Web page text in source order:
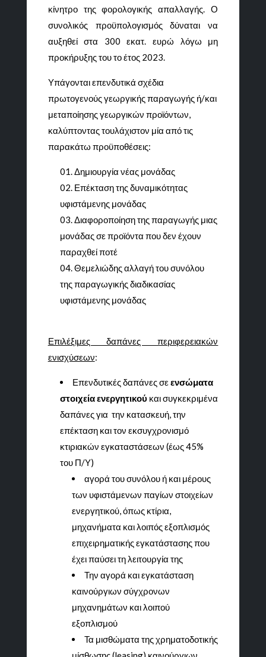
κίνητρο της φορολογικής απαλλαγής. Ο
συνολικός προϋπολογισμός δύναται να
αυξηθεί στα 300 εκατ. ευρώ λόγω μη
προκήρυξης του το έτος 2023.
Υπάγονται επενδυτικά σχέδια
πρωτογενούς γεωργικής παραγωγής ή/και
μεταποίησης γεωργικών προϊόντων,
καλύπτοντας τουλάχιστον μία από τις
παρακάτω προϋποθέσεις:
Δημιουργία νέας μονάδας
Επέκταση της δυναμικότητας
υφιστάμενης μονάδας
Διαφοροποίηση της παραγωγής μιας
μονάδας σε προϊόντα που δεν έχουν
παραχθεί ποτέ
Θεμελιώδης αλλαγή του συνόλου
της παραγωγικής διαδικασίας
υφιστάμενης μονάδας
Επιλέξιμες δαπάνες περιφερειακών
ενισχύσεων:
Επενδυτικές δαπάνες σεενσώματα
στοιχεία ενεργητικού και συγκεκριμένα
δαπάνες για την κατασκευή, την
επέκταση και τον εκσυγχρονισμό
κτιριακών εγκαταστάσεων (έως 45%
του Π/Υ)
αγορά του συνόλου ή και μέρους
των υφιστάμενων παγίων στοιχείων
ενεργητικού, όπως κτίρια,
μηχανήματα και λοιπός εξοπλισμός
επιχειρηματικής εγκατάστασης που
έχει παύσει τη λειτουργία της
Την αγορά και εγκατάσταση
καινούργιων σύγχρονων
μηχανημάτων και λοιπού
εξοπλισμού
Τα μισθώματα της χρηματοδοτικής